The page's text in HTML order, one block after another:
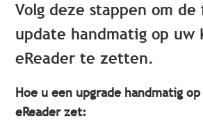
Volg deze stappen om
update handmatig op uw
eReader te zetten.
Hoe u een upgrade handmatig
eReader zet: